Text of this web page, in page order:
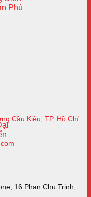
Phú
Cầu Kiệu, TP. Hồ Chí
16 Phan Chu Trinh,